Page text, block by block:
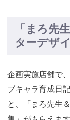
「まろ先
ターデザ
企画実施店舗で
ブキャラ育成日
と、「まろ先生